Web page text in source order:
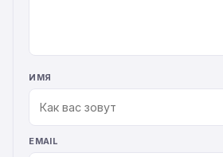
ИМЯ
EMAIL